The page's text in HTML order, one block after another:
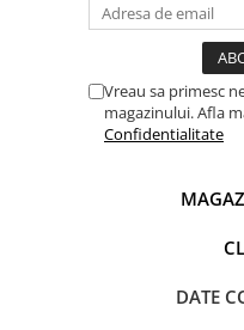
Vreau sa primesc
magazinului. Afla
Confidentialitate
DATE